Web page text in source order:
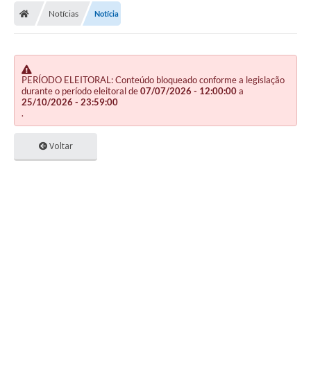
Notícias Notícia
PERÍODO ELEITORAL: Conteúdo bloqueado conforme a legislação
durante o período eleitoral de07/07/2026 - 12:00:00a
25/10/2026 - 23:59:00
.
Voltar